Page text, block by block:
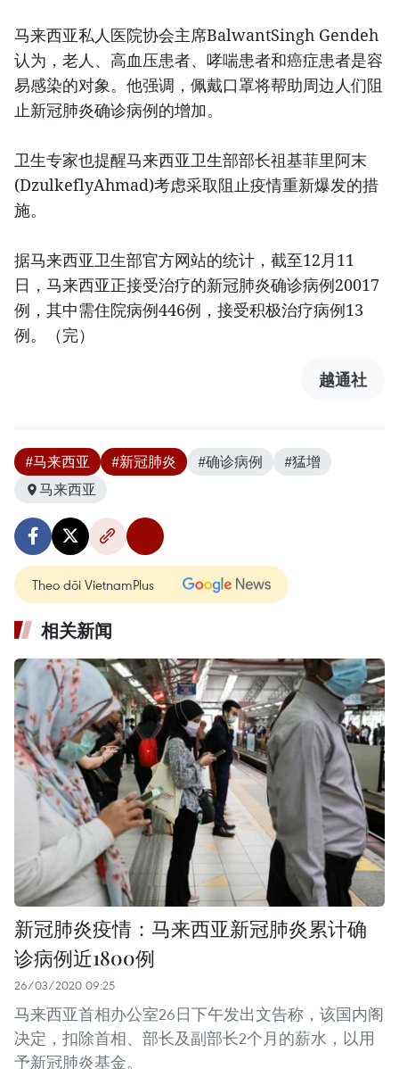
马来西亚私人医院协会主席BalwantSingh Gendeh
认为，老人、高血压患者、哮喘患者和癌症患者是容
易感染的对象。他强调，佩戴口罩将帮助周边人们阻
止新冠肺炎确诊病例的增加。
卫生专家也提醒马来西亚卫生部部长祖基菲里阿末
(DzulkeflyAhmad)考虑采取阻止疫情重新爆发的措
施。
据马来西亚卫生部官方网站的统计，截至12月11
日，马来西亚正接受治疗的新冠肺炎确诊病例20017
例，其中需住院病例446例，接受积极治疗病例13
例。（完）
越通社
#马来西亚 #新冠肺炎 #确诊病例
#猛增
马来西亚
Theo dõi VietnamPlus
相关新闻
新冠肺炎疫情：马来西亚新冠肺炎累计确
诊病例近1800例
26/03/2020 09:25
马来西亚首相办公室26日下午发出文告称，该国内阁
决定，扣除首相、部长及副部长2个月的薪水，以用
予新冠肺炎基金。